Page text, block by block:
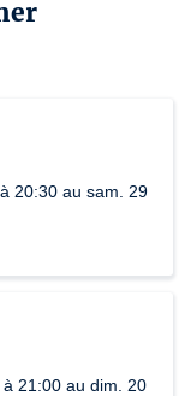
20:30 au sam. 29
21:00 au dim. 20